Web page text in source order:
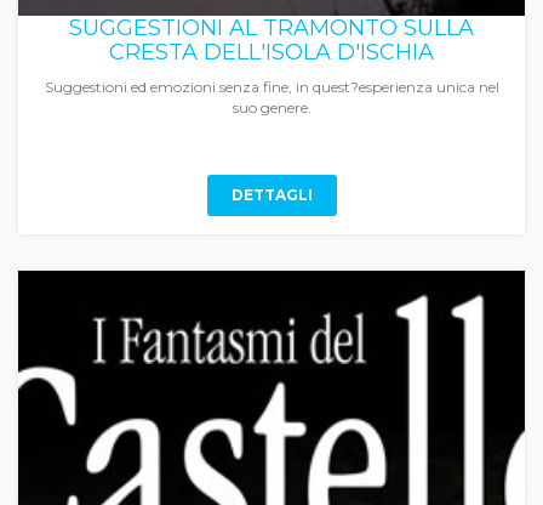
SUGGESTIONI AL TRAMONTO SULLA
CRESTA DELL'ISOLA D'ISCHIA
Suggestioni ed emozioni senza fine, in quest?esperienza unica nel
suo genere.
DETTAGLI